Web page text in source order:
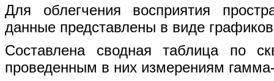
Для облегчения восприятия
данные представлены в виде
Составлена сводная таблица по
проведенным в них измерениям